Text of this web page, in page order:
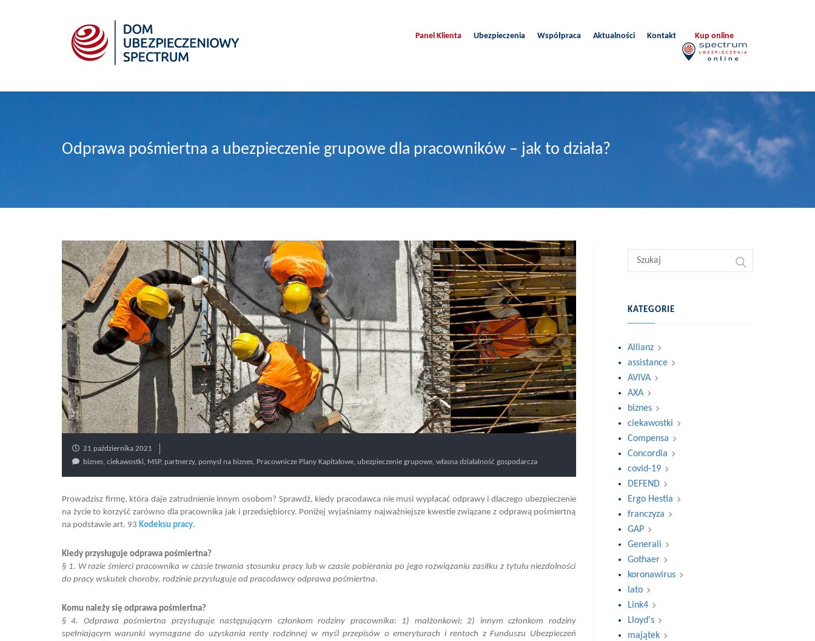
Panel Klienta Ubezpieczenia Współpraca Aktualności Kontakt Kup online
Odprawa pośmiertna a ubezpieczenie grupowe dla pracowników – jak to działa?
21 października 2021
biznes, ciekawostki, MSP, partnerzy, pomysł na biznes, Pracownicze Plany Kapitałowe, ubezpieczenie grupowe, własna działalność gospodarcza
Prowadzisz firmę, która daje zatrudnienie innym osobom? Sprawdź, kiedy pracodawca nie musi wypłacać odprawy i dlaczego ubezpieczenie
na życie to korzyść zarówno dla pracownika jak i przedsiębiorcy. Poniżej wyjaśniamy najważniejsze kwestie związane z odprawą pośmiertną
na podstawie art. 93 Kodeksu pracy.
Kiedy przysługuje odprawa pośmiertna?
§ 1. W razie śmierci pracownika w czasie trwania stosunku pracy lub w czasie pobierania po jego rozwiązaniu zasiłku z tytułu niezdolności
do pracy wskutek choroby, rodzinie przysługuje od pracodawcy odprawa pośmiertna.
Komu należy się odprawa pośmiertna?
§ 4. Odprawa pośmiertna przysługuje następującym członkom rodziny pracownika: 1) małżonkowi; 2) innym członkom rodziny
spełniającym warunki wymagane do uzyskania renty rodzinnej w myśl przepisów o emeryturach i rentach z Funduszu Ubezpieczeń
KATEGORIE
Allianz
assistance
AVIVA
AXA
biznes
ciekawostki
Compensa
Concordia
covid-19
DEFEND
Ergo Hestia
franczyza
GAP
Generali
Gothaer
koronawirus
lato
Link4
Lloyd's
majątek